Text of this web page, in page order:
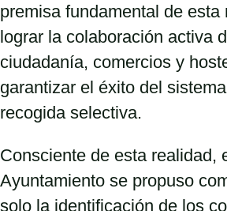
premisa fundamental de esta
lograr la colaboración activa
ciudadanía, comercios y
garantizar el éxito del
recogida selectiva.
Consciente de esta realidad,
Ayuntamiento se propuso
solo la identificación de los